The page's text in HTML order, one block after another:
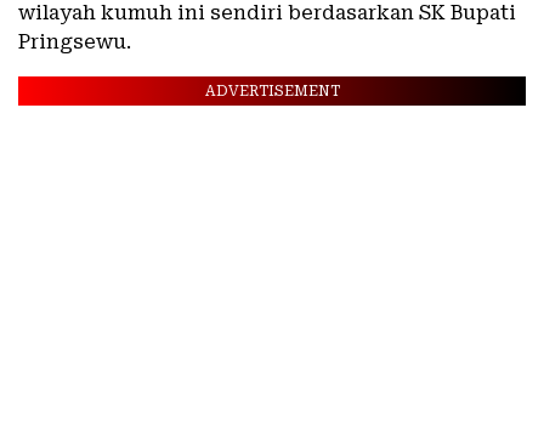
wilayah kumuh ini sendiri berdasarkan SK Bupati
Pringsewu.
ADVERTISEMENT